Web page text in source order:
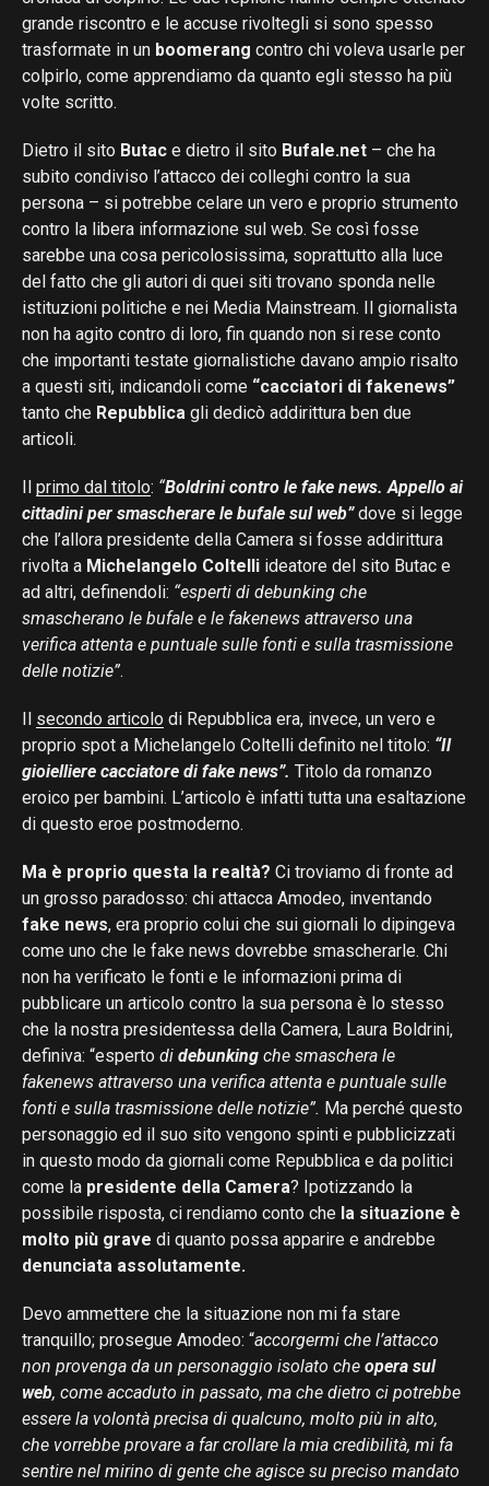
grande riscontro e le accuse rivoltegli si sono spesso
trasformate in un boomerang contro chi voleva usarle per
colpirlo, come apprendiamo da quanto egli stesso ha più
volte scritto.
Dietro il sito Butac e dietro il sito Bufale.net – che ha
subito condiviso l’attacco dei colleghi contro la sua
persona – si potrebbe celare un vero e proprio strumento
contro la libera informazione sul web. Se così fosse
sarebbe una cosa pericolosissima, soprattutto alla luce
del fatto che gli autori di quei siti trovano sponda nelle
istituzioni politiche e nei Media Mainstream. Il giornalista
non ha agito contro di loro, fin quando non si rese conto
che importanti testate giornalistiche davano ampio risalto
a questi siti, indicandoli come “cacciatori di fakenews”
tanto che Repubblica gli dedicò addirittura ben due
articoli.
primo dal titolo: “Boldrini contro le fake news. Appello ai
cittadini per smascherare le bufale sul web” dove si legge
che l’allora presidente della Camera si fosse addirittura
rivolta a Michelangelo Coltelli ideatore del sito Butac e
ad altri, definendoli: “esperti di debunking che
smascherano le bufale e le fakenews attraverso una
verifica attenta e puntuale sulle fonti e sulla trasmissione
delle notizie”.
secondo articolo di Repubblica era, invece, un vero e
proprio spot a Michelangelo Coltelli definito nel titolo: “Il
gioielliere cacciatore di fake news”. Titolo da romanzo
eroico per bambini. L’articolo è infatti tutta una esaltazione
di questo eroe postmoderno.
Ma è proprio questa la realtà? Ci troviamo di fronte ad
un grosso paradosso: chi attacca Amodeo, inventando
fake news, era proprio colui che sui giornali lo dipingeva
come uno che le fake news dovrebbe smascherarle. Chi
non ha verificato le fonti e le informazioni prima di
pubblicare un articolo contro la sua persona è lo stesso
che la nostra presidentessa della Camera, Laura Boldrini,
definiva: “esperto di debunking che smaschera le
fakenews attraverso una verifica attenta e puntuale sulle
fonti e sulla trasmissione delle notizie”. Ma perché questo
personaggio ed il suo sito vengono spinti e pubblicizzati
in questo modo da giornali come Repubblica e da politici
come la presidente della Camera? Ipotizzando la
possibile risposta, ci rendiamo conto che la situazione è
molto più grave di quanto possa apparire e andrebbe
denunciata assolutamente.
Devo ammettere che la situazione non mi fa stare
tranquillo; prosegue Amodeo: “accorgermi che l’attacco
non provenga da un personaggio isolato che opera sul
web, come accaduto in passato, ma che dietro ci potrebbe
essere la volontà precisa di qualcuno, molto più in alto,
che vorrebbe provare a far crollare la mia credibilità, mi fa
sentire nel mirino di gente che agisce su preciso mandato